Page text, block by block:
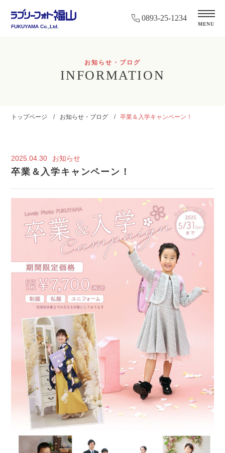
FUKUYAMA Co.,Ltd.
0893-25-1234
MENU
お知らせ・ブログ
INFORMATION
トップページ お知らせ・ブログ 卒業＆入学キャンペーン！
2025.04.30 お知らせ
卒業＆入学キャンペーン！